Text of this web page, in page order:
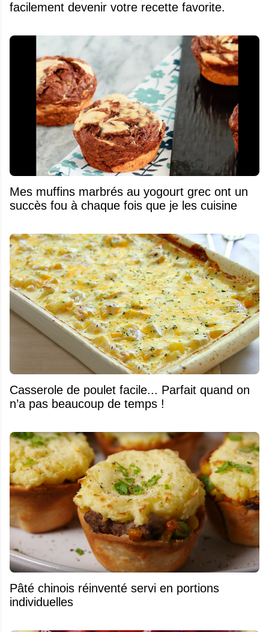
facilement devenir votre recette favorite.
Mes muffins marbrés au yogourt grec ont un
succès fou à chaque fois que je les cuisine
Casserole de poulet facile... Parfait quand on
n’a pas beaucoup de temps !
Pâté chinois réinventé servi en portions
individuelles